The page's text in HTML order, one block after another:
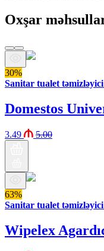
Oxşar
30%
Sanitar tualet
Domestos
3.49 5.00
63%
Sanitar tualet
Wipelex